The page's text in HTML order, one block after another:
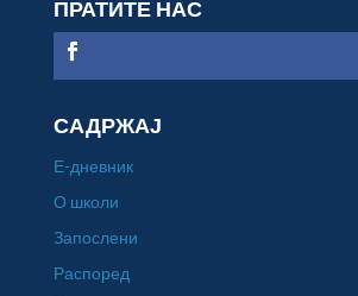
ПРАТИТЕ НАС
САДРЖАЈ
Е-дневник
О школи
Запослени
Распоред